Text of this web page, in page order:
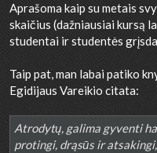
Aprašoma kaip su metais
skaičius (dažniausiai kursą
studentai ir studentės
Taip pat, man labai patiko
Egidijaus Vareikio citata:
Atrodytų, galima gyventi
protingi, drąsūs ir